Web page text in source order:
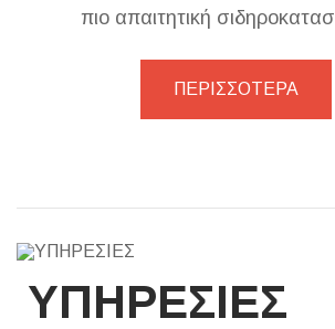
πιο απαιτητική
ΠΕΡΙΣΣΟΤΕΡΑ
ΥΠΗΡΕΣΙΕΣ